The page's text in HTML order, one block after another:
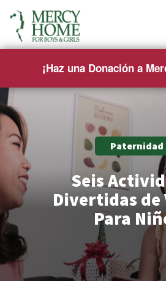
¡Haz una Donación a
Paternidad
Seis
Divertidas de
Para